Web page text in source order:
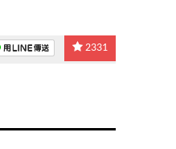
2331